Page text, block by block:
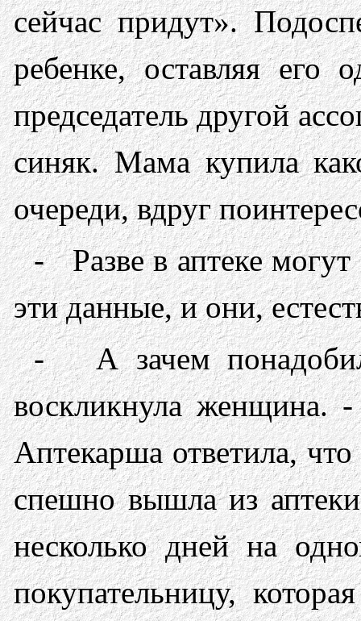
сейчас придут».
ребенке, оставляя его
председатель другой
синяк. Мама купила
очереди, вдруг
- Разве в аптеке могут
эти данные, и они,
- А зачем
воскликнула женщина.
Аптекарша ответила,
спешно вышла из
несколько дней на
покупательницу,